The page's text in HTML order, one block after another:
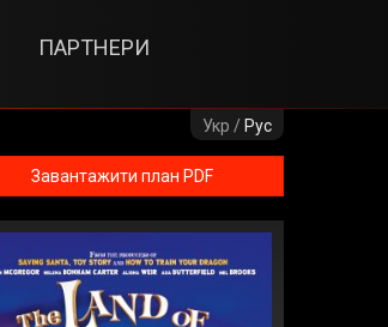
ПАРТНЕРИ
Укр / Рус
Завантажити план PDF